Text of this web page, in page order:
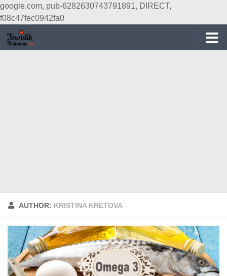
google.com, pub-6282630743791891, DIRECT,
f08c47fec0942fa0
Skip to content
AUTHOR: KRISTINA KRETOVA